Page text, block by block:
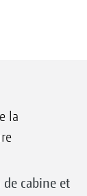
la
cabine et